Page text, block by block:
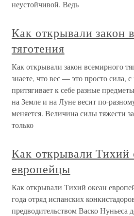
неустойчивой. Ведь
Как открывали закон
тяготения
Как открывали закон всемирного
знаете, что вес — это просто сила,
притягивает к себе разные
на Земле и на Луне весит по-
меняется. Величина силы тяжести
только
Как открывали Тихий
европейцы
Как открывали Тихий океан
года отряд испанских
предводительством Васко Нуньеса